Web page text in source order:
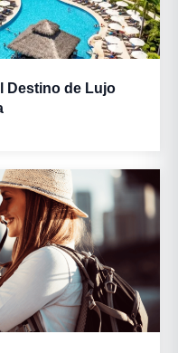
Destino de Lujo